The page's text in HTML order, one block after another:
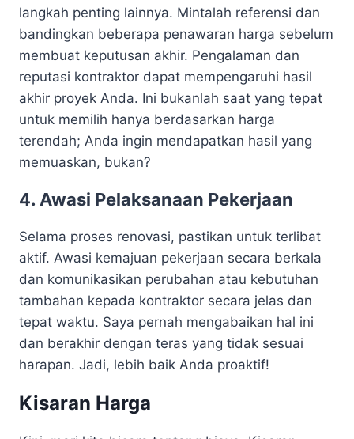
langkah penting lainnya. Mintalah referensi dan
bandingkan beberapa penawaran harga sebelum
membuat keputusan akhir. Pengalaman dan
reputasi kontraktor dapat mempengaruhi hasil
akhir proyek Anda. Ini bukanlah saat yang tepat
untuk memilih hanya berdasarkan harga
terendah; Anda ingin mendapatkan hasil yang
memuaskan, bukan?
4. Awasi Pelaksanaan Pekerjaan
Selama proses renovasi, pastikan untuk terlibat
aktif. Awasi kemajuan pekerjaan secara berkala
dan komunikasikan perubahan atau kebutuhan
tambahan kepada kontraktor secara jelas dan
tepat waktu. Saya pernah mengabaikan hal ini
dan berakhir dengan teras yang tidak sesuai
harapan. Jadi, lebih baik Anda proaktif!
Kisaran Harga